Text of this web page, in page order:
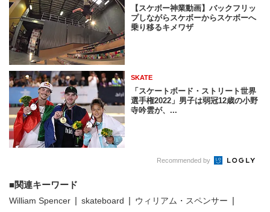
【スケボー神業動画】バックフリッ
プしながらスケボーからスケボーへ
乗り移るキメワザ
SKATE
「スケートボード・ストリート世界
選手権2022」男子は弱冠12歳の小野
寺吟雲が、...
Recommended by
関連キーワード
William Spencer skateboard
ウィリアム・スペンサー